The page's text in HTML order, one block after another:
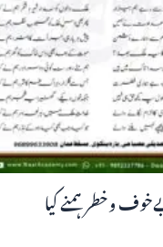
وخطر ہمنے کیا